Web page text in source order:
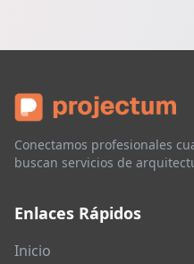
Conectamos profesionales
buscan servicios de
Enlaces Rápidos
Inicio